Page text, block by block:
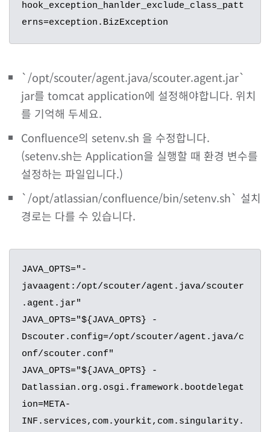
hook_exception_hanlder_exclude_class_patt
erns=exception.BizException
`/opt/scouter/agent.java/scouter.agent.jar`
jar를 tomcat application에 설정해야합니다. 위치
를 기억해 두세요.
Confluence의 setenv.sh 을 수정합니다.
(setenv.sh는 Application을 실행할 때 환경 변수를
설정하는 파일입니다.)
`/opt/atlassian/confluence/bin/setenv.sh` 설치
경로는 다를 수 있습니다.
JAVA_OPTS="-
javaagent:/opt/scouter/agent.java/scouter
.agent.jar"
JAVA_OPTS="${JAVA_OPTS} -
Dscouter.config=/opt/scouter/agent.java/c
onf/scouter.conf"
JAVA_OPTS="${JAVA_OPTS} -
Datlassian.org.osgi.framework.bootdelegat
ion=META-
INF.services,com.yourkit,com.singularity.